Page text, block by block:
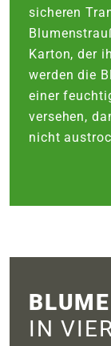
sicheren
Karton, der
werden die
einer
versehen,
nicht
IN